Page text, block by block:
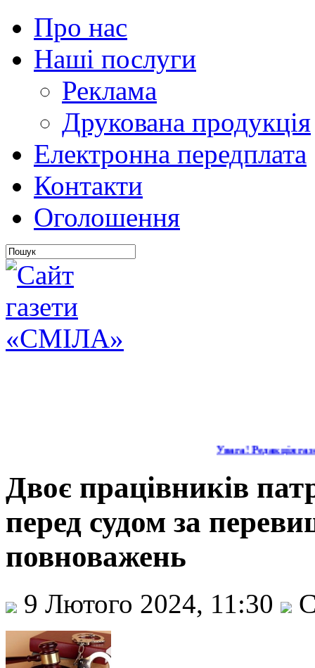
Про нас
Наші послуги
Реклама
Друкована продукція
Електронна передплата
Контакти
Оголошення
Увага! Редакція
Двоє працівників
перед судом за
повноважень
9 Лютого 2024, 11:30